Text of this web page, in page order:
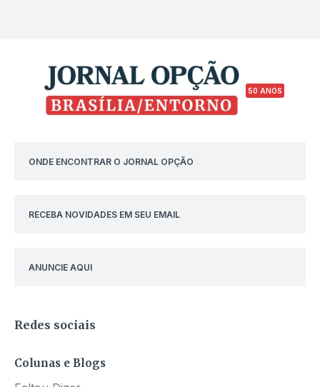
50 ANOS
ONDE ENCONTRAR O JORNAL OPÇÃO
RECEBA NOVIDADES EM SEU EMAIL
ANUNCIE AQUI
Redes sociais
Colunas e Blogs